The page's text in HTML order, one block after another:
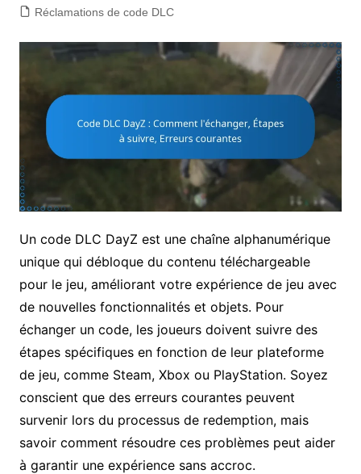
Réclamations de code DLC
Un code DLC DayZ est une chaîne alphanumérique
unique qui débloque du contenu téléchargeable
pour le jeu, améliorant votre expérience de jeu avec
de nouvelles fonctionnalités et objets. Pour
échanger un code, les joueurs doivent suivre des
étapes spécifiques en fonction de leur plateforme
de jeu, comme Steam, Xbox ou PlayStation. Soyez
conscient que des erreurs courantes peuvent
survenir lors du processus de redemption, mais
savoir comment résoudre ces problèmes peut aider
à garantir une expérience sans accroc.